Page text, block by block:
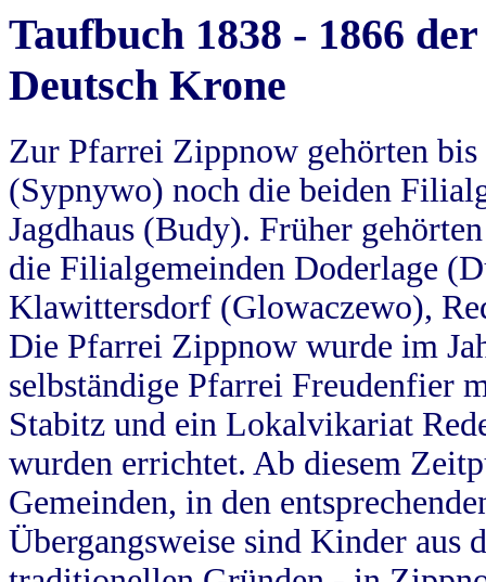
Taufbuch 1838 - 1866
Deutsch Krone
Zur Pfarrei Zippnow gehörten
(Sypnywo) noch die beiden
Jagdhaus (Budy). Früher
die Filialgemeinden Doderlage
Klawittersdorf (Glowaczewo),
Die Pfarrei Zippnow wurde im
selbständige Pfarrei Freudenfier
Stabitz und ein Lokalvikariat
wurden errichtet. Ab diesem
Gemeinden, in den
Übergangsweise sind Kinder aus